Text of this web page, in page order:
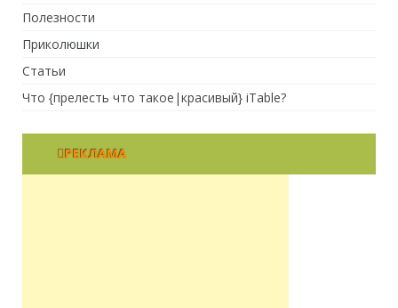
Полезности
Приколюшки
Статьи
Что {прелесть что такое|красивый} iTable?
РЕКЛАМА